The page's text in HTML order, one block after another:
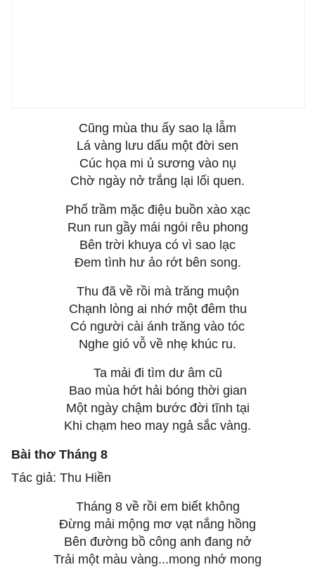
Cũng mùa thu ấy sao lạ lẫm
Lá vàng lưu dấu một đời sen
Cúc họa mi ủ sương vào nụ
Chờ ngày nở trắng lại lối quen.
Phố trầm mặc điệu buồn xào xạc
Run run gầy mái ngói rêu phong
Bên trời khuya có vì sao lạc
Đem tình hư ảo rớt bên song.
Thu đã về rồi mà trăng muộn
Chạnh lòng ai nhớ một đêm thu
Có người cài ánh trăng vào tóc
Nghe gió vỗ về nhẹ khúc ru.
Ta mải đi tìm dư âm cũ
Bao mùa hớt hải bóng thời gian
Một ngày chậm bước đời tĩnh tại
Khi chạm heo may ngả sắc vàng.
Bài thơ Tháng 8
Tác giả: Thu Hiền
Tháng 8 về rồi em biết không
Đừng mải mộng mơ vạt nắng hồng
Bên đường bồ công anh đang nở
Trải một màu vàng...mong nhớ mong